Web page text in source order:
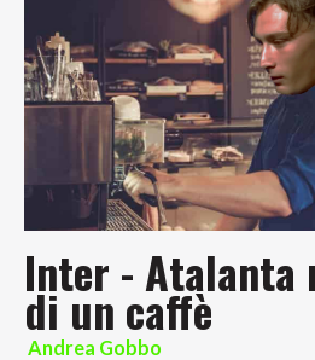
Inter - Atalanta
di un caffè
Andrea Gobbo